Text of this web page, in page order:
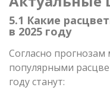
5.1 Какие
в 2025 году
Согласно
популярными
году станут: